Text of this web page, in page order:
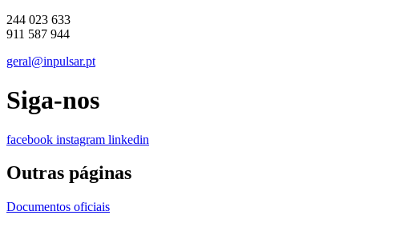
244 023 633
911 587 944
geral@inpulsar.pt
Siga-nos
facebook instagram linkedin
Outras páginas
Documentos oficiais